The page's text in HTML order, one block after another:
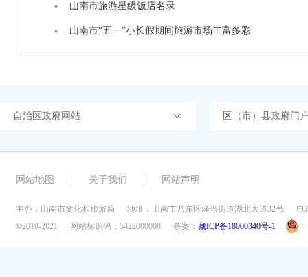
山南市旅游星级饭店名录
山南市“五一”小长假期间旅游市场丰富多彩
自治区政府网站 区（市）县政府门
网站地图 关于我们 网站声明
主办：山南市文化和旅游局 地址：山南市乃东区泽当街道湖北大道32号
电
©2019-2021
网站标识码：5422000008 备案： 藏ICP备18000340号-1